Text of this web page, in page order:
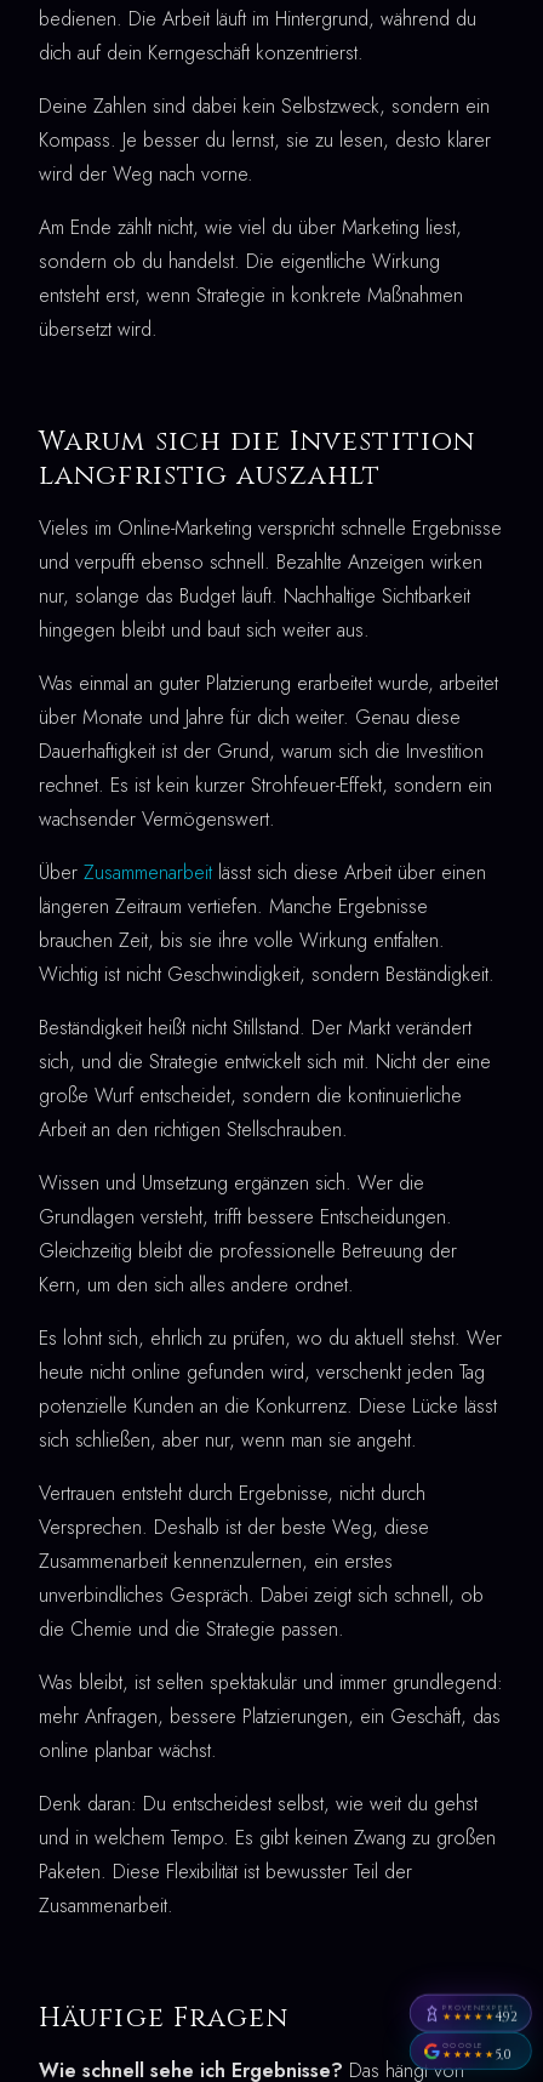
bedienen. Die Arbeit läuft im Hintergrund, während du
dich auf dein Kerngeschäft konzentrierst.
Deine Zahlen sind dabei kein Selbstzweck, sondern ein
Kompass. Je besser du lernst, sie zu lesen, desto klarer
wird der Weg nach vorne.
Am Ende zählt nicht, wie viel du über Marketing liest,
sondern ob du handelst. Die eigentliche Wirkung
entsteht erst, wenn Strategie in konkrete Maßnahmen
übersetzt wird.
Warum sich die Investition
langfristig auszahlt
Vieles im Online-Marketing verspricht schnelle Ergebnisse
und verpufft ebenso schnell. Bezahlte Anzeigen wirken
nur, solange das Budget läuft. Nachhaltige Sichtbarkeit
hingegen bleibt und baut sich weiter aus.
Was einmal an guter Platzierung erarbeitet wurde, arbeitet
über Monate und Jahre für dich weiter. Genau diese
Dauerhaftigkeit ist der Grund, warum sich die Investition
rechnet. Es ist kein kurzer Strohfeuer-Effekt, sondern ein
wachsender Vermögenswert.
Über Zusammenarbeit lässt sich diese Arbeit über einen
längeren Zeitraum vertiefen. Manche Ergebnisse
brauchen Zeit, bis sie ihre volle Wirkung entfalten.
Wichtig ist nicht Geschwindigkeit, sondern Beständigkeit.
Beständigkeit heißt nicht Stillstand. Der Markt verändert
sich, und die Strategie entwickelt sich mit. Nicht der eine
große Wurf entscheidet, sondern die kontinuierliche
Arbeit an den richtigen Stellschrauben.
Wissen und Umsetzung ergänzen sich. Wer die
Grundlagen versteht, trifft bessere Entscheidungen.
Gleichzeitig bleibt die professionelle Betreuung der
Kern, um den sich alles andere ordnet.
Es lohnt sich, ehrlich zu prüfen, wo du aktuell stehst. Wer
heute nicht online gefunden wird, verschenkt jeden Tag
potenzielle Kunden an die Konkurrenz. Diese Lücke lässt
sich schließen, aber nur, wenn man sie angeht.
Vertrauen entsteht durch Ergebnisse, nicht durch
Versprechen. Deshalb ist der beste Weg, diese
Zusammenarbeit kennenzulernen, ein erstes
unverbindliches Gespräch. Dabei zeigt sich schnell, ob
die Chemie und die Strategie passen.
Was bleibt, ist selten spektakulär und immer grundlegend:
mehr Anfragen, bessere Platzierungen, ein Geschäft, das
online planbar wächst.
Denk daran: Du entscheidest selbst, wie weit du gehst
und in welchem Tempo. Es gibt keinen Zwang zu großen
Paketen. Diese Flexibilität ist bewusster Teil der
Zusammenarbeit.
Häufige Fragen
Wie schnell sehe ich Ergebnisse? Das hängt von
PROVENEXPERT
★★★★★4,92
GOOGLE
★★★★★5,0